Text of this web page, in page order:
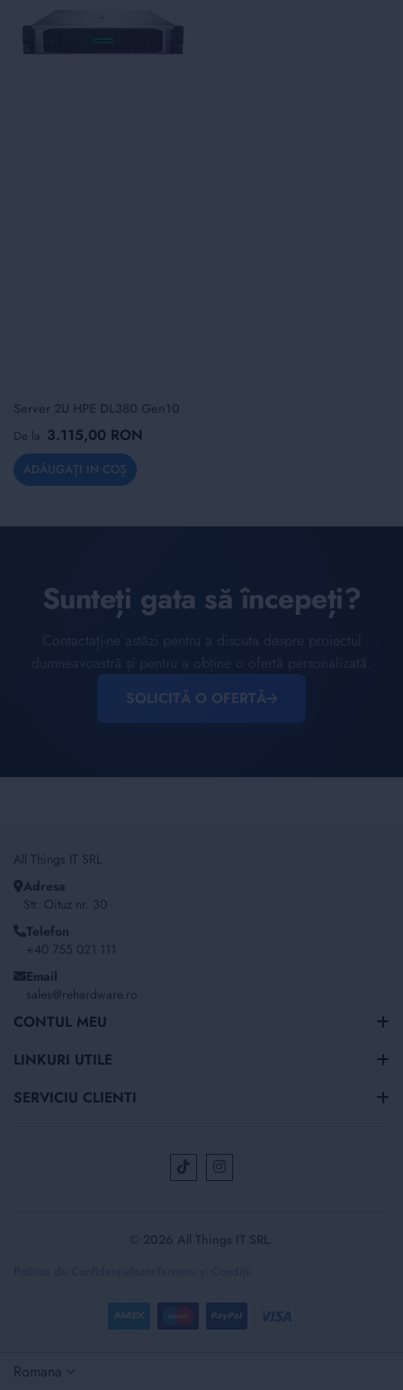
Server 2U HPE DL380 Gen10
De la 3.115,00 RON
ADĂUGAȚI IN COȘ
Sunteți gata să începeți?
SOLICITĂ O OFERTĂ
All Things IT SRL
Adresa
Str. Oituz nr. 30
Telefon
+40 755 021 111
Email
sales@rehardware.ro
CONTUL MEU
LINKURI UTILE
SERVICIU CLIENTI
© 2026 All Things IT SRL.
magazinul
Romana